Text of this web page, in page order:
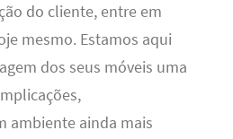
do cliente, entre em
mesmo. Estamos aqui
dos seus móveis uma
ambiente ainda mais